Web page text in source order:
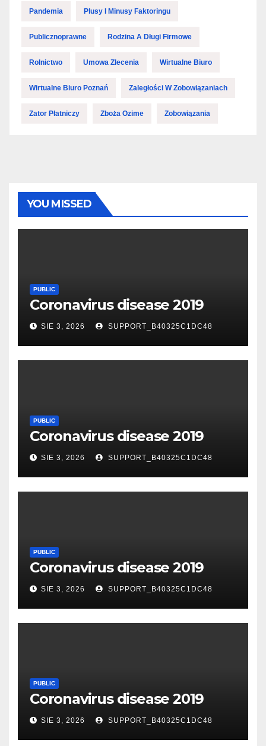
Pandemia Plusy I Minusy Faktoringu
Publicznoprawne Rodzina A Długi Firmowe
Rolnictwo Umowa Zlecenia Wirtualne Biuro
Wirtualne Biuro Poznań Zaległości W Zobowiązaniach
Zator Płatniczy Zboża Ozime Zobowiązania
YOU MISSED
PUBLIC
Coronavirus disease 2019
SIE 3, 2026 SUPPORT_B40325C1DC48
PUBLIC
Coronavirus disease 2019
SIE 3, 2026 SUPPORT_B40325C1DC48
PUBLIC
Coronavirus disease 2019
SIE 3, 2026 SUPPORT_B40325C1DC48
PUBLIC
Coronavirus disease 2019
SIE 3, 2026 SUPPORT_B40325C1DC48